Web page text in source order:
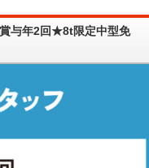
賞与年2回★8t限定中型免